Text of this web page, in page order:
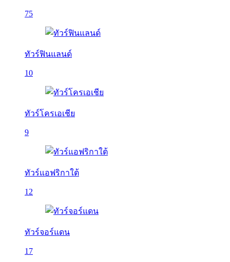
75
ทัวร์ฟินแลนด์
10
ทัวร์โครเอเชีย
9
ทัวร์แอฟริกาใต้
12
ทัวร์จอร์แดน
17